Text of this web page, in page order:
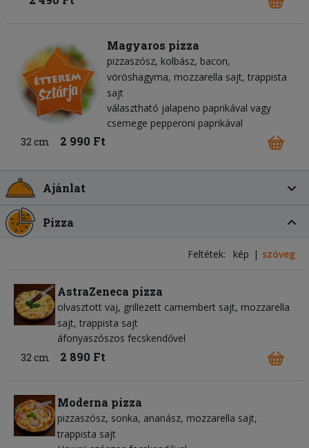
Magyaros pizza
pizzaszósz kolbász bacon
vöröshagyma mozzarella sajt trappista
sajt
választható jalapeno paprikával vagy
csemege pepperoni paprikával
32 cm
2 990 Ft
Ajánlat
Pizza
Feltétek: kép szöveg
AstraZeneca pizza
olvasztott vaj grillezett camembert sajt mozzarella
sajt trappista sajt
áfonyaszószos fecskendővel
32 cm
2 890 Ft
Moderna pizza
pizzaszósz sonka ananász mozzarella sajt
trappista sajt